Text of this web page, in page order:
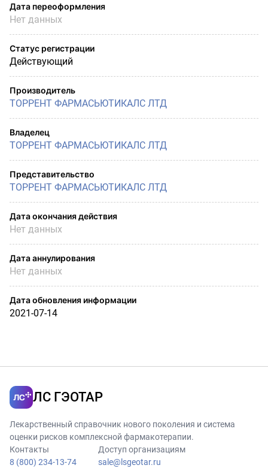
Дата переоформления
Нет данных
Статус регистрации
Действующий
Производитель
ТОРРЕНТ ФАРМАСЬЮТИКАЛС ЛТД
Владелец
ТОРРЕНТ ФАРМАСЬЮТИКАЛС ЛТД
Представительство
ТОРРЕНТ ФАРМАСЬЮТИКАЛС ЛТД
Дата окончания действия
Нет данных
Дата аннулирования
Нет данных
Дата обновления информации
2021-07-14
ЛС ГЭОТАР
Лекарственный справочник нового поколения и система
оценки рисков комплексной фармакотерапии.
Контакты
8 (800) 234-13-74
Доступ организациям
sale@lsgeotar.ru